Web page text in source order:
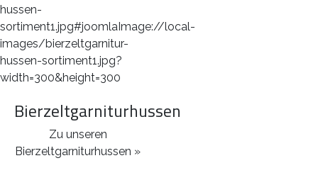
Bierzeltgarniturhussen
Zu unseren
Bierzeltgarniturhussen »